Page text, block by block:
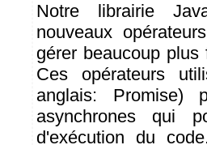
Notre librairie
nouveaux opérateurs
gérer beaucoup
Ces opérateurs
anglais: Promise)
asynchrones qui
d'exécution du